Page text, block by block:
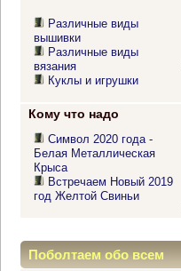
Различные виды
вышивки
Различные виды
вязания
Куклы и игрушки
Кому что надо
Символ 2020 года -
Белая Металлическая
Крыса
Встречаем Новый 2019
год Желтой Свиньи
Поболтаем обо всем